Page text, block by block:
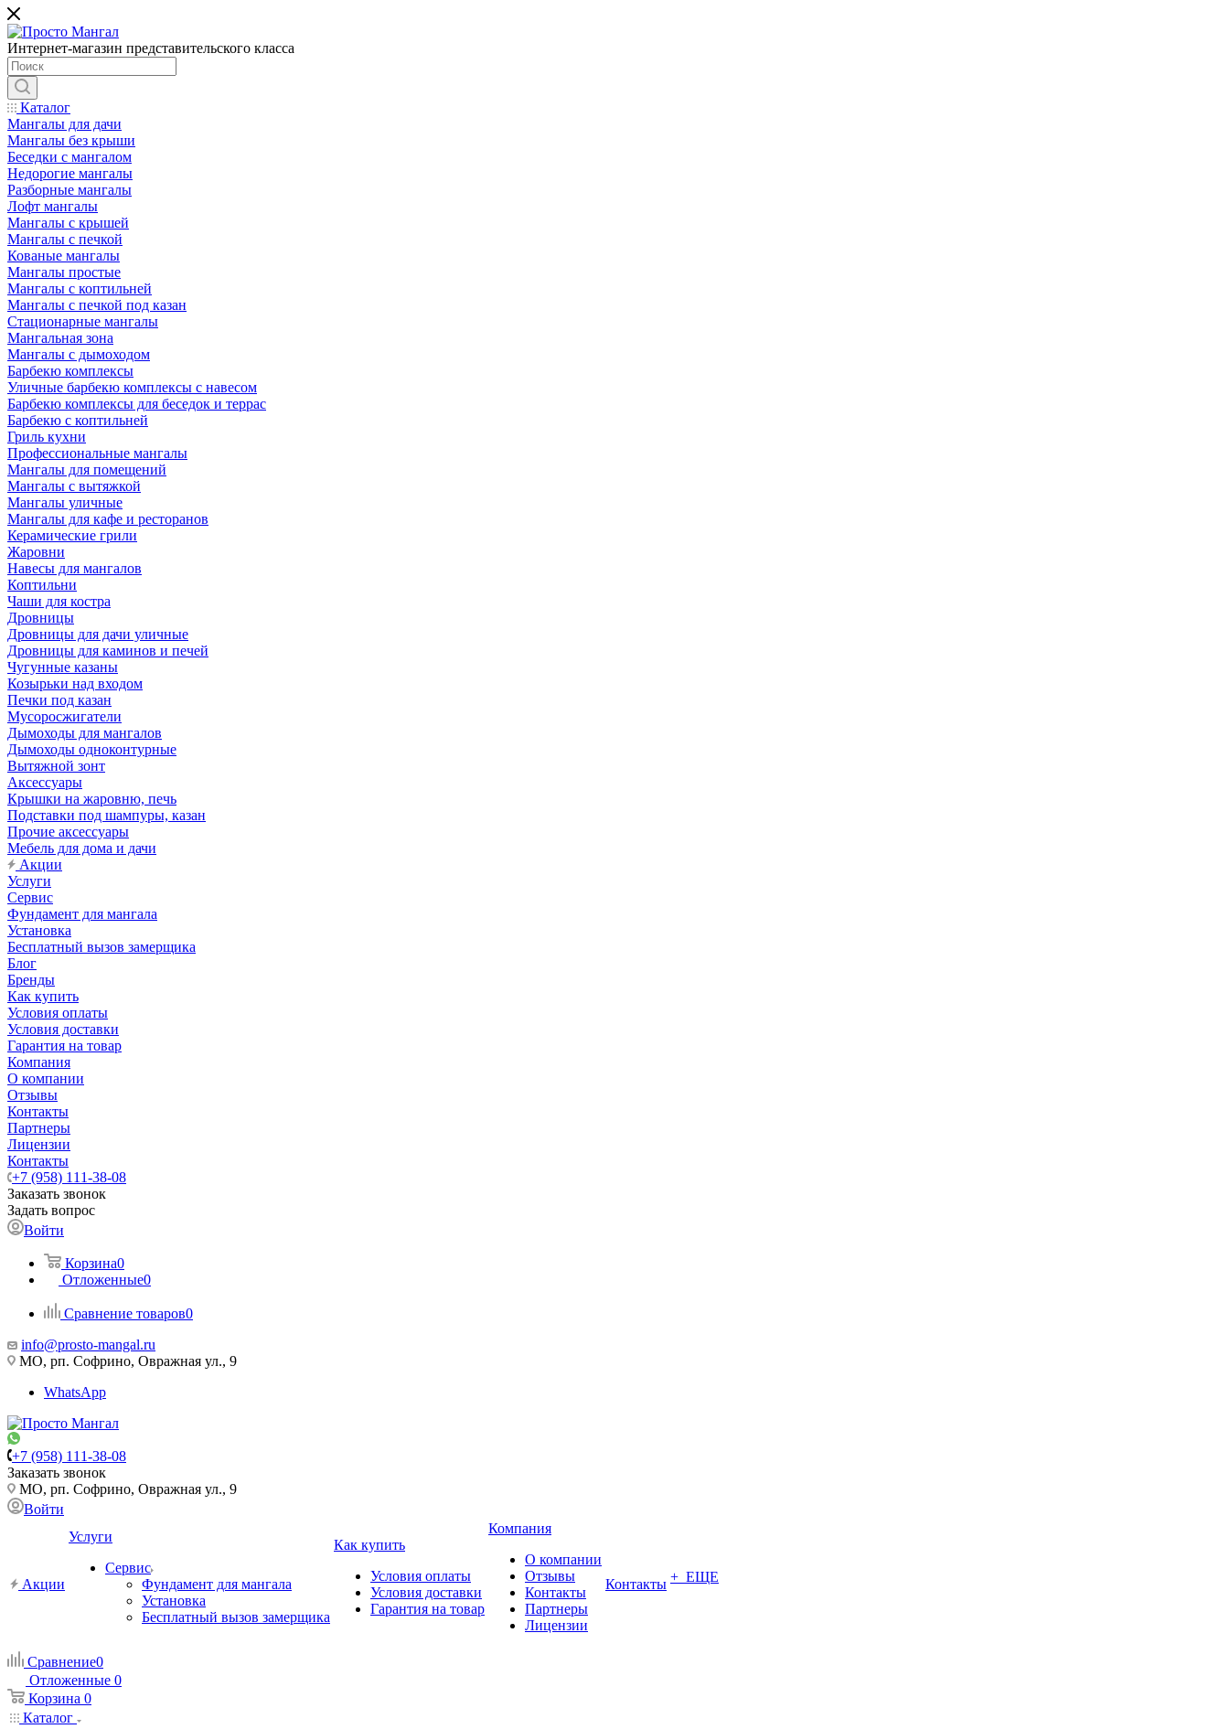
Интернет-магазин представительского класса
Каталог
Мангалы для дачи
Мангалы без крыши
Беседки с мангалом
Недорогие мангалы
Разборные мангалы
Лофт мангалы
Мангалы с крышей
Мангалы с печкой
Кованые мангалы
Мангалы простые
Мангалы с коптильней
Мангалы с печкой под казан
Стационарные мангалы
Мангальная зона
Мангалы с дымоходом
Барбекю комплексы
Уличные барбекю комплексы с навесом
Барбекю комплексы для беседок и террас
Барбекю с коптильней
Гриль кухни
Профессиональные мангалы
Мангалы для помещений
Мангалы с вытяжкой
Мангалы уличные
Мангалы для кафе и ресторанов
Керамические грили
Жаровни
Навесы для мангалов
Коптильни
Чаши для костра
Дровницы
Дровницы для дачи уличные
Дровницы для каминов и печей
Чугунные казаны
Козырьки над входом
Печки под казан
Мусоросжигатели
Дымоходы для мангалов
Дымоходы одноконтурные
Вытяжной зонт
Аксессуары
Крышки на жаровню, печь
Подставки под шампуры, казан
Прочие аксессуары
Мебель для дома и дачи
Акции
Услуги
Сервис
Фундамент для мангала
Установка
Бесплатный вызов замерщика
Блог
Бренды
Как купить
Условия оплаты
Условия доставки
Гарантия на товар
Компания
О компании
Отзывы
Контакты
Партнеры
Лицензии
Контакты
+7 (958) 111-38-08
Заказать звонок
Задать вопрос
Войти
Корзина0
Отложенные0
Сравнение товаров0
info@prosto-mangal.ru
МО, рп. Софрино, Овражная ул., 9
WhatsApp
+7 (958) 111-38-08
Заказать звонок
МО, рп. Софрино, Овражная ул., 9
Войти
Акции
Услуги
Сервис
Фундамент для мангала
Установка
Бесплатный вызов замерщика
Как купить
Условия оплаты
Условия доставки
Гарантия на товар
Компания
О компании
Отзывы
Контакты
Партнеры
Лицензии
Контакты + ЕЩЕ
Сравнение0
Отложенные 0
Корзина 0
Каталог